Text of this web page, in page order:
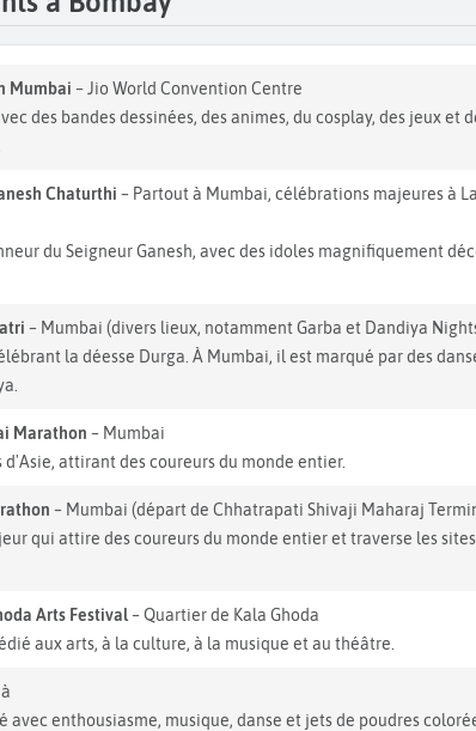
Mumbai – Jio World Convention Centre
des bandes dessinées, des animes, du cosplay, des jeux et
Chaturthi – Partout à Mumbai, célébrations majeures à
du Seigneur Ganesh, avec des idoles magnifiquement
– Mumbai (divers lieux, notamment Garba et Dandiya
la déesse Durga. À Mumbai, il est marqué par des
Marathon – Mumbai
d'Asie, attirant des coureurs du monde entier.
– Mumbai (départ de Chhatrapati Shivaji Maharaj
qui attire des coureurs du monde entier et traverse les sites
Arts Festival– Quartier de Kala Ghoda
aux arts, à la culture, à la musique et au théâtre.
avec enthousiasme, musique, danse et jets de poudres